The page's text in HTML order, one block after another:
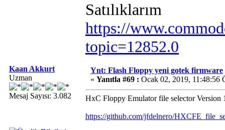
Satılıklarım
https://
topic=12852.0
Kaan Akkurt
Uzman
Mesaj Sayısı: 3.082
Ynt: Flash Floppy yeni gotek firmware
« Yanıtla #69 : Ocak 02, 2019, 11:48:56
HxC Floppy Emulator file selector Version
https://github.com/jfdelnero/